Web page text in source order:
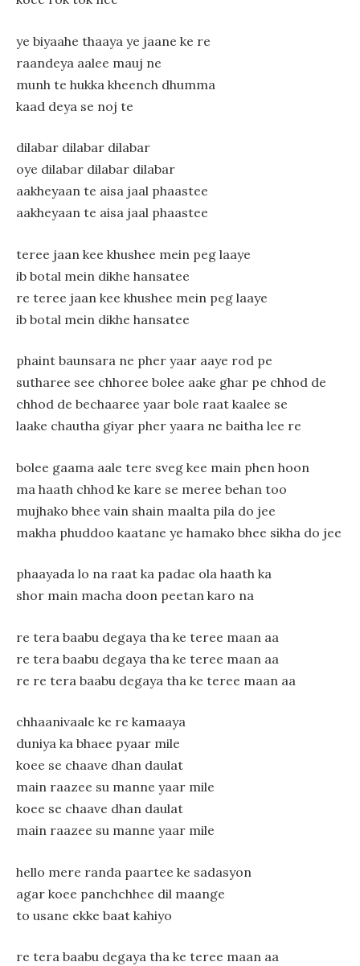
ye biyaahe thaaya ye jaane ke re
raandeya aalee mauj ne
munh te hukka kheench dhumma
kaad deya se noj te
dilabar dilabar dilabar
oye dilabar dilabar dilabar
aakheyaan te aisa jaal phaastee
aakheyaan te aisa jaal phaastee
teree jaan kee khushee mein peg laaye
ib botal mein dikhe hansatee
re teree jaan kee khushee mein peg laaye
ib botal mein dikhe hansatee
phaint baunsara ne pher yaar aaye rod pe
sutharee see chhoree bolee aake ghar pe chhod de
chhod de bechaaree yaar bole raat kaalee se
laake chautha giyar pher yaara ne baitha lee re
bolee gaama aale tere sveg kee main phen hoon
ma haath chhod ke kare se meree behan too
mujhako bhee vain shain maalta pila do jee
makha phuddoo kaatane ye hamako bhee sikha do jee
phaayada lo na raat ka padae ola haath ka
shor main macha doon peetan karo na
re tera baabu degaya tha ke teree maan aa
re tera baabu degaya tha ke teree maan aa
re re tera baabu degaya tha ke teree maan aa
chhaanivaale ke re kamaaya
duniya ka bhaee pyaar mile
koee se chaave dhan daulat
main raazee su manne yaar mile
koee se chaave dhan daulat
main raazee su manne yaar mile
hello mere randa paartee ke sadasyon
agar koee panchchhee dil maange
to usane ekke baat kahiyo
re tera baabu degaya tha ke teree maan aa